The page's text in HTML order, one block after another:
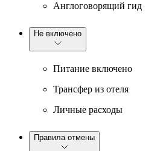
Англоговорящий гид
Не включено
Питание включено
Трансфер из отеля
Личные расходы
Правила отмены